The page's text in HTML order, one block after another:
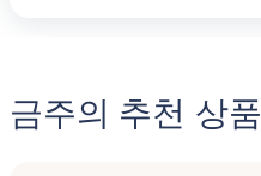
금주의 추천 상품